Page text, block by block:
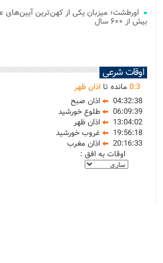
اورطشت؛ میزبان یکی از کهن‌ترین آیین‌های
بیش از ۶۰۰ سال
اوقات شرعی
0:3 مانده تا اذان ظهر
04:32:38
اذان صبح
06:09:39
طلوع خورشید
13:04:02
اذان ظهر
19:56:18
غروب خورشید
20:16:33
اذان مغرب
اوقات به افق :